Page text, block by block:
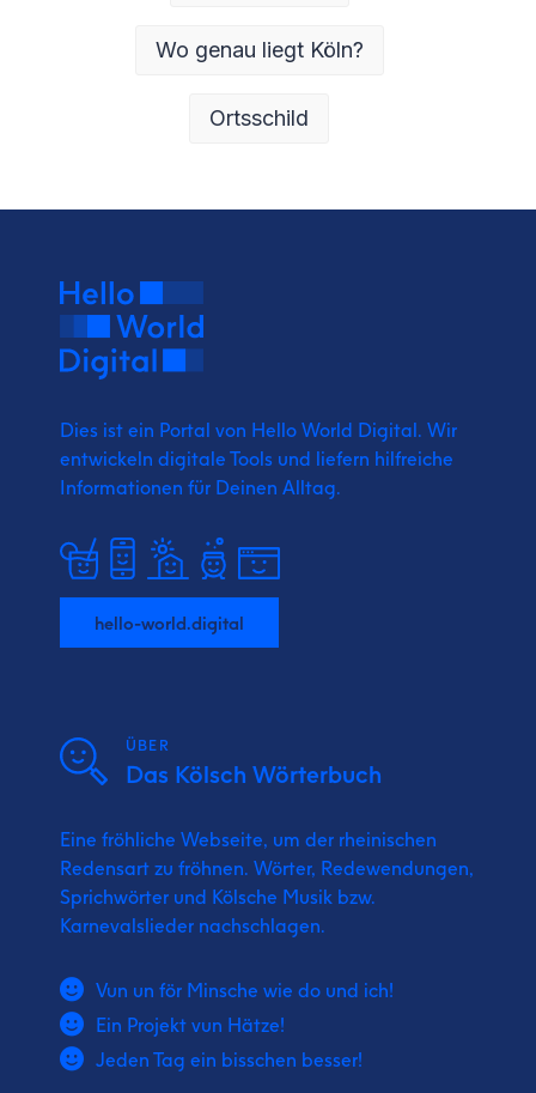
Wo genau liegt Köln?
Ortsschild
Dies ist ein Portal von Hello World Digital. Wir
entwickeln digitale Tools und liefern hilfreiche
Informationen für Deinen Alltag.
hello-world.digital
ÜBER
Das Kölsch Wörterbuch
Eine fröhliche Webseite, um der rheinischen
Redensart zu fröhnen. Wörter, Redewendungen,
Sprichwörter und Kölsche Musik bzw.
Karnevalslieder nachschlagen.
Vun un för Minsche wie do und ich!
Ein Projekt vun Hätze!
Jeden Tag ein bisschen besser!